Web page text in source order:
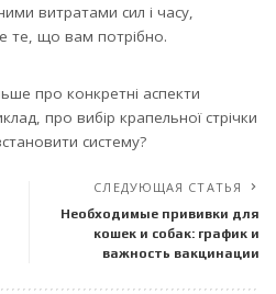
витратами сил і часу,
те, що вам потрібно.
про конкретні аспекти
про вибір крапельної стрічки
систему?
СЛЕДУЮЩАЯ СТАТЬЯ
Необходимые прививки для
кошек и собак: график и
важность вакцинации